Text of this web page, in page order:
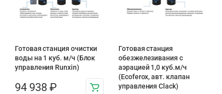
Готовая станция очистки
воды на 1 куб. м/ч (Блок
управления Runxin)
94 938 ₽
Готовая станция
обезжелезивания c
аэрацией 1,0 куб.м/ч
(Ecoferox, авт. клапан
управления Clack)